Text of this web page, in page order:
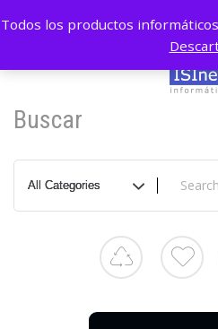
Buscar
Todos los productos